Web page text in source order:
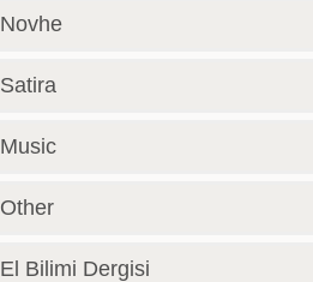
Novhe
Satira
Music
Other
El Bilimi Dergisi